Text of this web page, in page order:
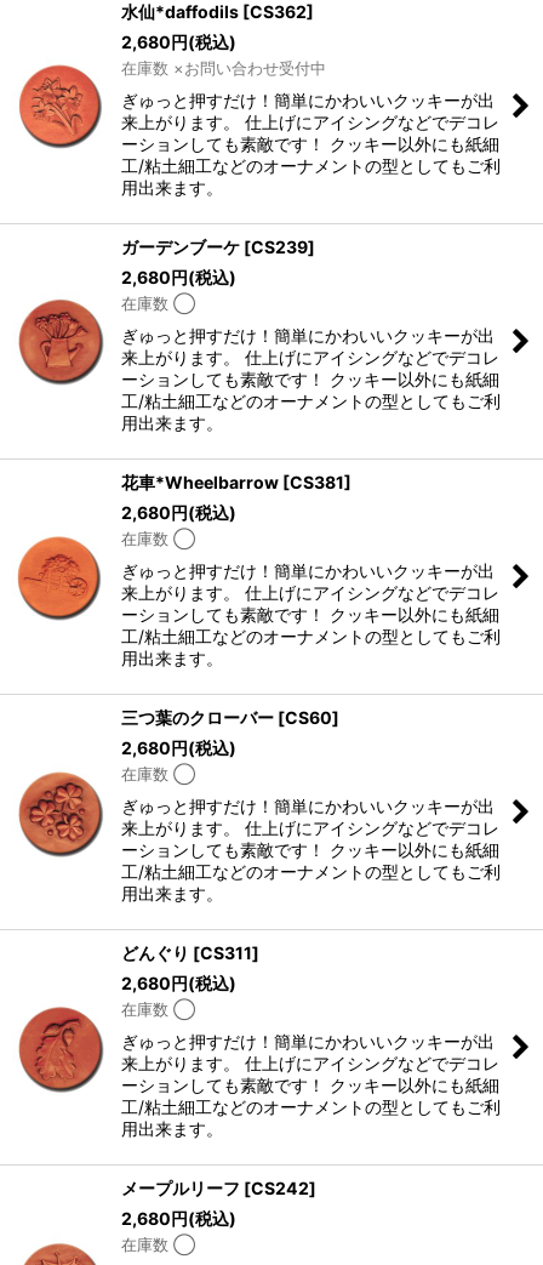
水仙*daffodils [CS362]
2,680円(税込)
在庫数 ×お問い合わせ受付中
ぎゅっと押すだけ！簡単にかわいいクッキーが出
来上がります。 仕上げにアイシングなどでデコレ
ーションしても素敵です！ クッキー以外にも紙細
工/粘土細工などのオーナメントの型としてもご利
用出来ます。
ガーデンブーケ [CS239]
2,680円(税込)
在庫数 ◯
ぎゅっと押すだけ！簡単にかわいいクッキーが出
来上がります。 仕上げにアイシングなどでデコレ
ーションしても素敵です！ クッキー以外にも紙細
工/粘土細工などのオーナメントの型としてもご利
用出来ます。
花車*Wheelbarrow [CS381]
2,680円(税込)
在庫数 ◯
ぎゅっと押すだけ！簡単にかわいいクッキーが出
来上がります。 仕上げにアイシングなどでデコレ
ーションしても素敵です！ クッキー以外にも紙細
工/粘土細工などのオーナメントの型としてもご利
用出来ます。
三つ葉のクローバー [CS60]
2,680円(税込)
在庫数 ◯
ぎゅっと押すだけ！簡単にかわいいクッキーが出
来上がります。 仕上げにアイシングなどでデコレ
ーションしても素敵です！ クッキー以外にも紙細
工/粘土細工などのオーナメントの型としてもご利
用出来ます。
どんぐり [CS311]
2,680円(税込)
在庫数 ◯
ぎゅっと押すだけ！簡単にかわいいクッキーが出
来上がります。 仕上げにアイシングなどでデコレ
ーションしても素敵です！ クッキー以外にも紙細
工/粘土細工などのオーナメントの型としてもご利
用出来ます。
メープルリーフ [CS242]
2,680円(税込)
在庫数 ◯